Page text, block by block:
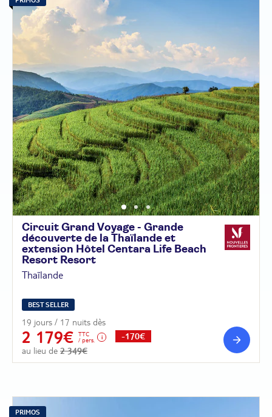
Circuit Grand Voyage - Grande
découverte de la Thaïlande et
extension Hôtel Centara Life Beach
Resort Resort
Thaïlande
BEST SELLER
19 jours / 17 nuits dès
2 179€
TTC
/ pers.
au lieu de 2 349€
-170€
PRIMOS